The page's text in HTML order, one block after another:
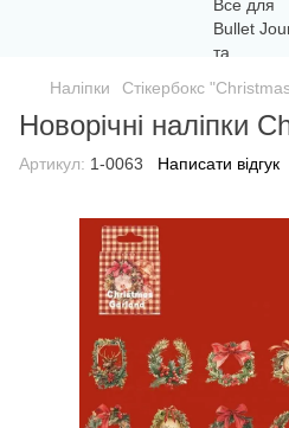
Наліпки Стікербокс
Новорічні наліпки
Артикул: 1-0063 Написати відгук